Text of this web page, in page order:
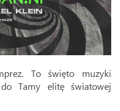
To święto muzyki
Tamy elitę światowej